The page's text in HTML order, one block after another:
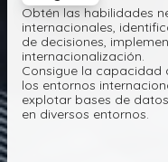
Obtén las habilidades
internacionales,
de decisiones,
internacionalización.
Consigue la
los entornos
explotar bases de
en diversos entornos.